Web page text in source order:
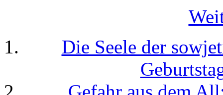
Die Seele der